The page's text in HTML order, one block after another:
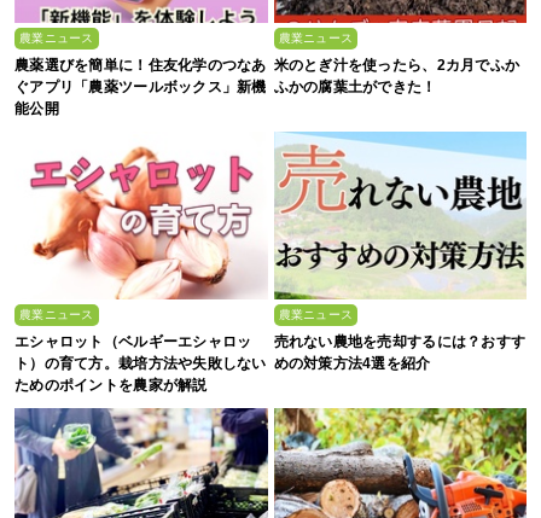
農業ニュース
農薬選びを簡単に！住友化学のつなあ
ぐアプリ「農薬ツールボックス」新機
能公開
農業ニュース
米のとぎ汁を使ったら、2カ月でふか
ふかの腐葉土ができた！
農業ニュース
エシャロット（ベルギーエシャロッ
ト）の育て方。栽培方法や失敗しない
ためのポイントを農家が解説
農業ニュース
売れない農地を売却するには？おすす
めの対策方法4選を紹介